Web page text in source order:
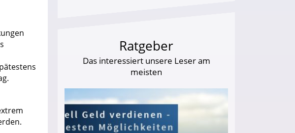
Ratgeber
Das interessiert unsere Leser am
meisten